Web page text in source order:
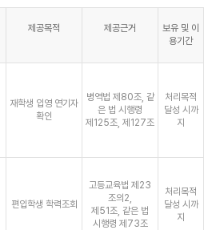
제공목적 제공근거
보유 및 이
용기간
재학생 입영 연기자
확인
병역법 제80조, 같
은 법 시행령
제125조, 제127조
처리목적
달성 시까
지
편입학생 학력조회
고등교육법 제23
조의2,
제51조, 같은 법
시행령 제73조
처리목적
달성 시까
지